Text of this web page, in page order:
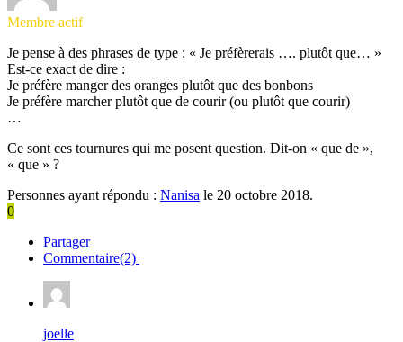
Membre actif
Je pense à des phrases de type : « Je préfèrerais …. plutôt que… »
Est-ce exact de dire :
Je préfère manger des oranges plutôt que des bonbons
Je préfère marcher plutôt que de courir (ou plutôt que courir)
…
Ce sont ces tournures qui me posent question. Dit-on « que de »,
« que » ?
Personnes ayant répondu : Nanisa le 20 octobre 2018.
0
Partager
Commentaire(2)
joelle